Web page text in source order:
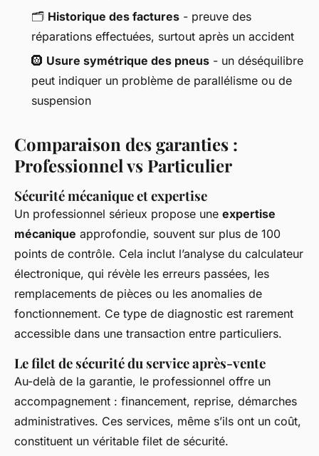
🗂️ Historique des factures - preuve des
réparations effectuées, surtout après un accident
🛞 Usure symétrique des pneus - un déséquilibre
peut indiquer un problème de parallélisme ou de
suspension
Comparaison des garanties :
Professionnel vs Particulier
Sécurité mécanique et expertise
Un professionnel sérieux propose une expertise
mécanique approfondie, souvent sur plus de 100
points de contrôle. Cela inclut l’analyse du calculateur
électronique, qui révèle les erreurs passées, les
remplacements de pièces ou les anomalies de
fonctionnement. Ce type de diagnostic est rarement
accessible dans une transaction entre particuliers.
Le filet de sécurité du service après-vente
Au-delà de la garantie, le professionnel offre un
accompagnement : financement, reprise, démarches
administratives. Ces services, même s’ils ont un coût,
constituent un véritable filet de sécurité.